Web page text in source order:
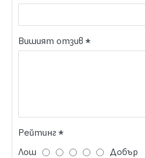
Вишият отзив
Рейтинг
Лош
Добър